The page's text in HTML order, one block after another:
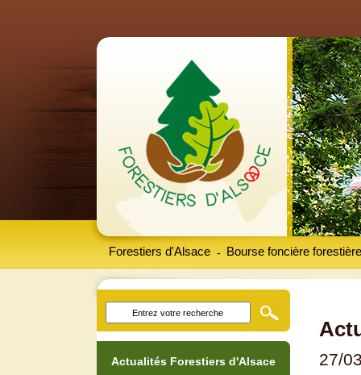
Forestiers d'Alsace Bourse foncière forestière
-
27/
Actualités Forestiers d'Alsace